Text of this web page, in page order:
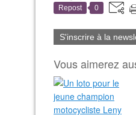
Repost 0
S'inscrire à la
Vous aimerez